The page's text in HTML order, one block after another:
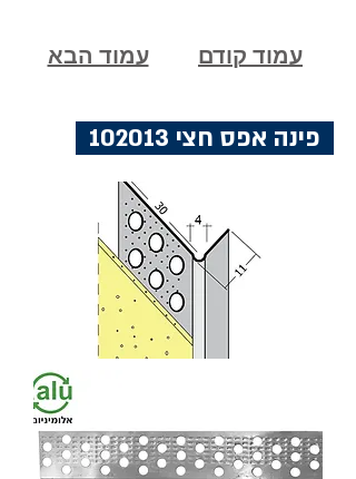
עמוד הבא עמוד קודם
פינה אפס חצי 102013